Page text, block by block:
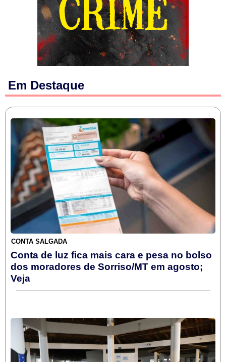
Em Destaque
CONTA SALGADA
Conta de luz fica mais cara e pesa no bolso
dos moradores de Sorriso/MT em agosto;
Veja